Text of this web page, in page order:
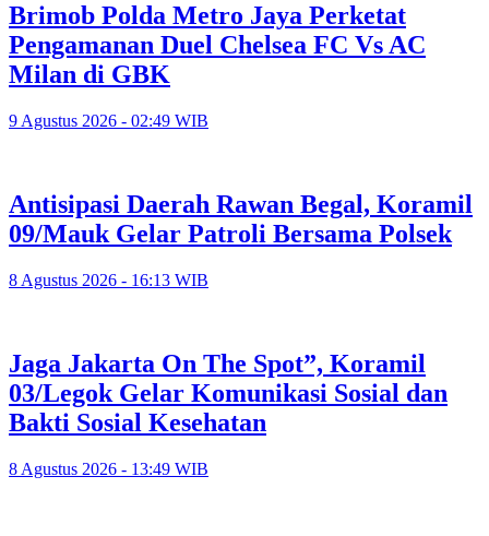
Brimob Polda Metro Jaya Perketat
Pengamanan Duel Chelsea FC Vs AC
Milan di GBK
9 Agustus 2026 - 02:49 WIB
Antisipasi Daerah Rawan Begal, Koramil
09/Mauk Gelar Patroli Bersama Polsek
8 Agustus 2026 - 16:13 WIB
Jaga Jakarta On The Spot”, Koramil
03/Legok Gelar Komunikasi Sosial dan
Bakti Sosial Kesehatan
8 Agustus 2026 - 13:49 WIB